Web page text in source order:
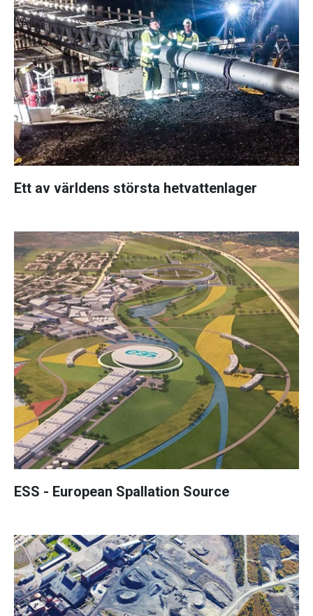
Ett av världens största hetvattenlager
ESS - European Spallation Source